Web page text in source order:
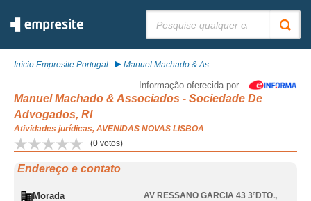
Início Empresite Portugal Manuel Machado & As...
Informação oferecida por
Manuel Machado & Associados - Sociedade De
Advogados, Rl
Atividades jurídicas, AVENIDAS NOVAS LISBOA
(0 votos)
Endereço e contato
Morada
AV RESSANO GARCIA 43 3ºDTO.,